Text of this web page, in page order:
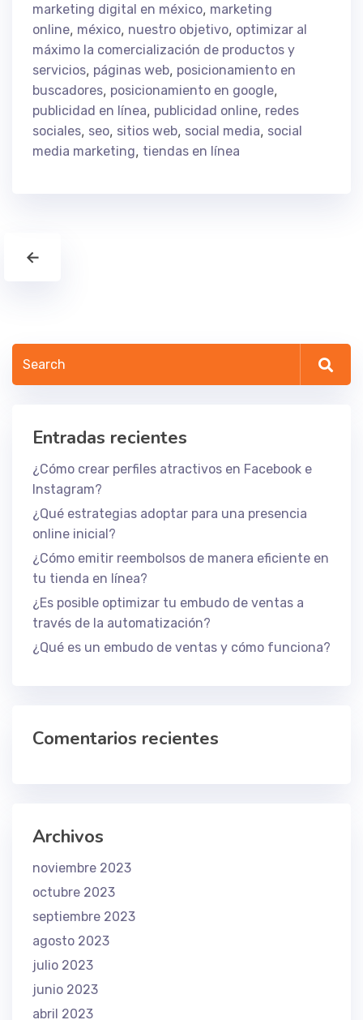
marketing digital en méxico, marketing
online, méxico, nuestro objetivo, optimizar al
máximo la comercialización de productos y
servicios, páginas web, posicionamiento en
buscadores, posicionamiento en google,
publicidad en línea, publicidad online, redes
sociales, seo, sitios web, social media, social
media marketing, tiendas en línea
←
Entradas recientes
¿Cómo crear perfiles atractivos en Facebook e
Instagram?
¿Qué estrategias adoptar para una presencia
online inicial?
¿Cómo emitir reembolsos de manera eficiente en
tu tienda en línea?
¿Es posible optimizar tu embudo de ventas a
través de la automatización?
¿Qué es un embudo de ventas y cómo funciona?
Comentarios recientes
Archivos
noviembre 2023
octubre 2023
septiembre 2023
agosto 2023
julio 2023
junio 2023
abril 2023